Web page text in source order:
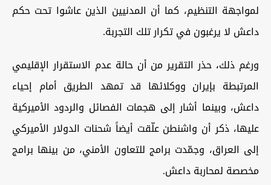
لمواجهة التنظيم، كما أن المدنيين الذين عاشوا تحت حكم
داعش لا يرغبون في تكرار تلك التجربة.
ورغم ذلك، حذر التقرير من أن حالة عدم الاستقرار الإقليمي
المرتبطة بإيران ووكلائها قد تمهد الطريق أمام إحياء
داعش، وبينما أشار إلى هجمات الفصائل والردود الأميركية
عليها، ذكر أن واشنطن علّقت أيضاً شحنات الدولار الأميركي
إلى العراق، وجمّدت برامج للتعاون الأمني، من بينها برامج
مخصصة لمحاربة داعش.